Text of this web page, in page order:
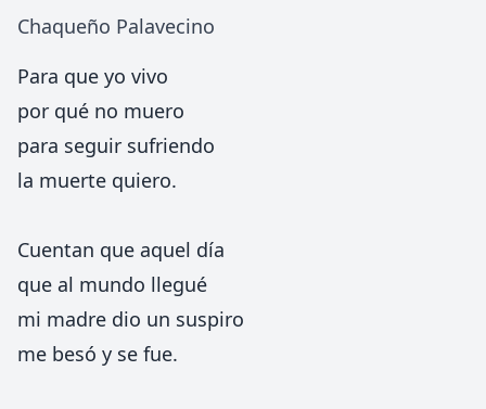
Chaqueño Palavecino
Para que yo vivo
por qué no muero
para seguir sufriendo
la muerte quiero.
Cuentan que aquel día
que al mundo llegué
mi madre dio un suspiro
me besó y se fue.